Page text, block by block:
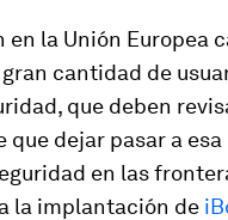
la Unión Europea
cantidad de
que deben
dejar pasar a esa
en las
la implantación de